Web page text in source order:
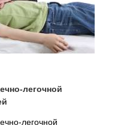
легочной
легочной